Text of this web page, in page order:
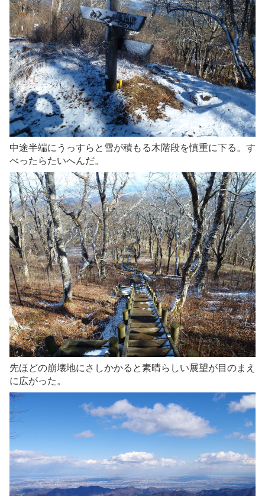
中途半端にうっすらと雪が積もる木階段を慎重に下る。す
べったらたいへんだ。
先ほどの崩壊地にさしかかると素晴らしい展望が目のまえ
に広がった。